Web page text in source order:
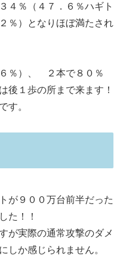
％（４７．６％ハギト
％）となりほぼ満たされ
％）、 ２本で８０％
後１歩の所まで来ます！
す。
が９００万台前半だった
た！！
が実際の通常攻撃のダメ
しか感じられません。